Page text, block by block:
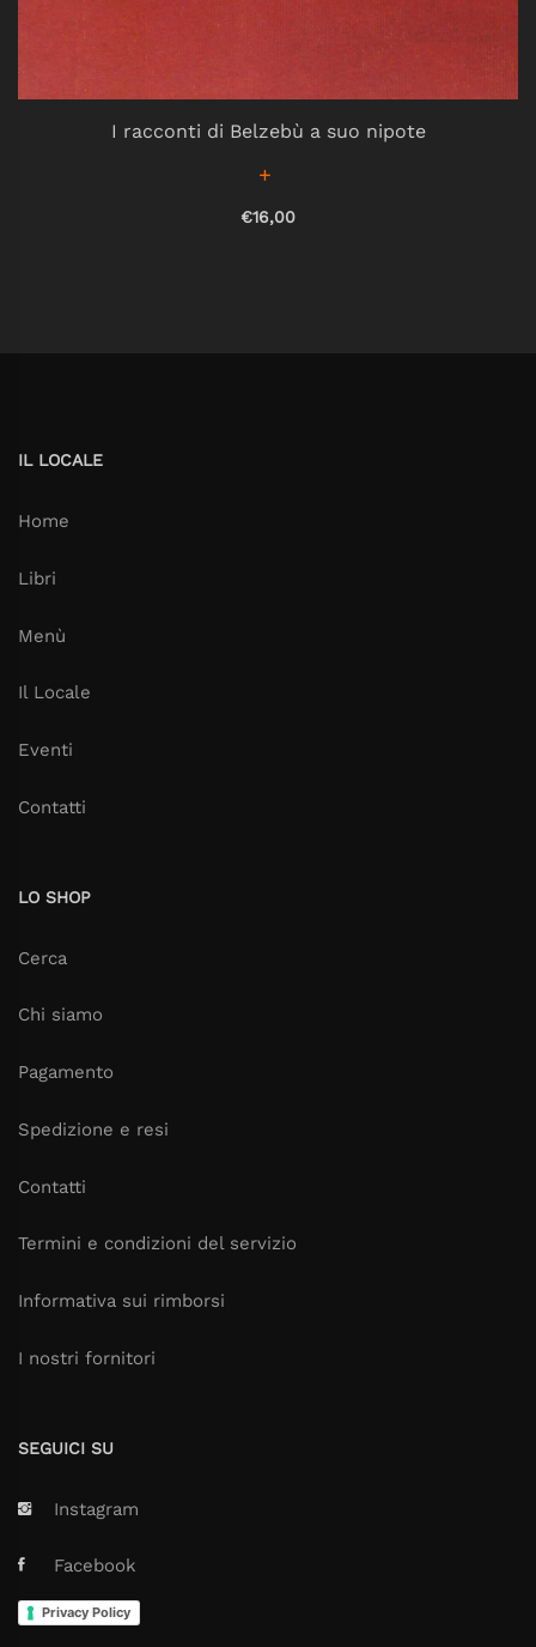
I racconti di Belzebù a suo nipote
€16,00
IL LOCALE
Home
Libri
Menù
Il Locale
Eventi
Contatti
LO SHOP
Cerca
Chi siamo
Pagamento
Spedizione e resi
Contatti
Termini e condizioni del servizio
Informativa sui rimborsi
I nostri fornitori
SEGUICI SU
Instagram
Facebook
Privacy Policy